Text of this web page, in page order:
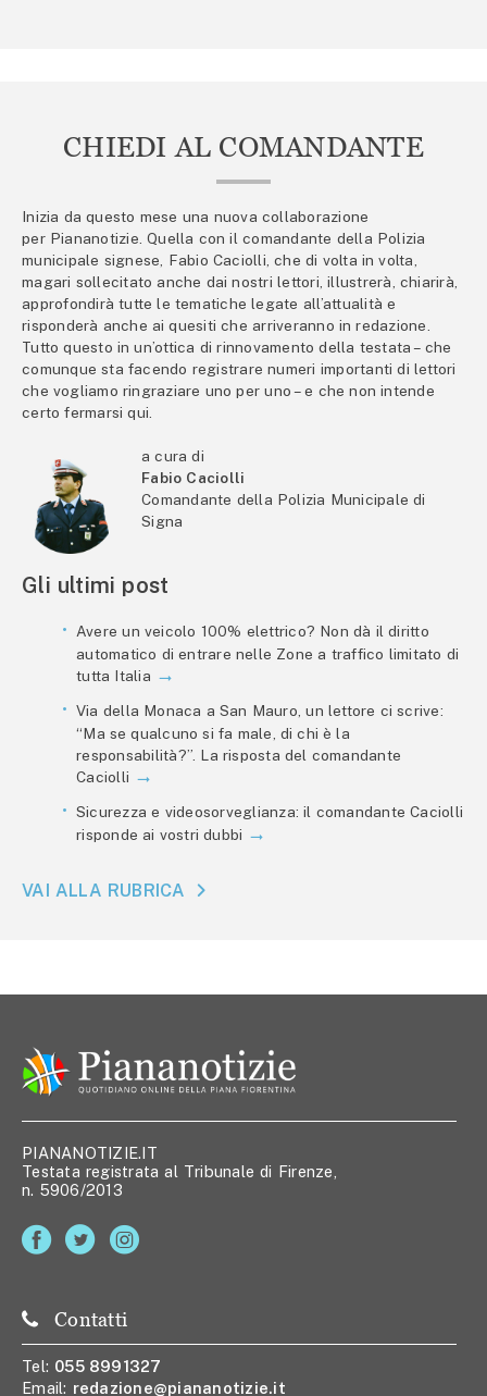
CHIEDI AL COMANDANTE
Inizia da questo mese una nuova collaborazione
per Piananotizie. Quella con il comandante della Polizia
municipale signese, Fabio Caciolli, che di volta in volta,
magari sollecitato anche dai nostri lettori, illustrerà, chiarirà,
approfondirà tutte le tematiche legate all’attualità e
risponderà anche ai quesiti che arriveranno in redazione.
Tutto questo in un’ottica di rinnovamento della testata – che
comunque sta facendo registrare numeri importanti di lettori
che vogliamo ringraziare uno per uno – e che non intende
certo fermarsi qui.
a cura di
Fabio Caciolli
Comandante della Polizia Municipale di
Signa
Gli ultimi post
Avere un veicolo 100% elettrico? Non dà il diritto
automatico di entrare nelle Zone a traffico limitato di
tutta Italia
Via della Monaca a San Mauro, un lettore ci scrive:
“Ma se qualcuno si fa male, di chi è la
responsabilità?”. La risposta del comandante
Caciolli
Sicurezza e videosorveglianza: il comandante Caciolli
risponde ai vostri dubbi
VAI ALLA RUBRICA
PIANANOTIZIE.IT
Testata registrata al Tribunale di Firenze,
n. 5906/2013
Contatti
Tel: 055 8991327
Email: redazione@piananotizie.it